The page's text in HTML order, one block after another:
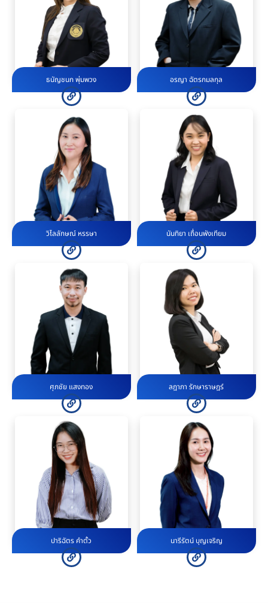
ธนัญชนก พุ่มพวง อรญา ฉัตรกมลกุล
วิไลลักษณ์ หรรษา นันทิยา เถื่อนพังเทียม
ศุภชัย แสงทอง ลฎาภา รักษาราษฎร์
ปาริฉัตร คำตั้ว นารีรัตน์ บุญเจริญ